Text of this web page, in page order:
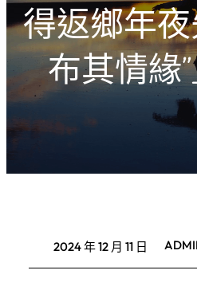
得返鄉年夜
布其情緣
2024 年 12 月 11 日